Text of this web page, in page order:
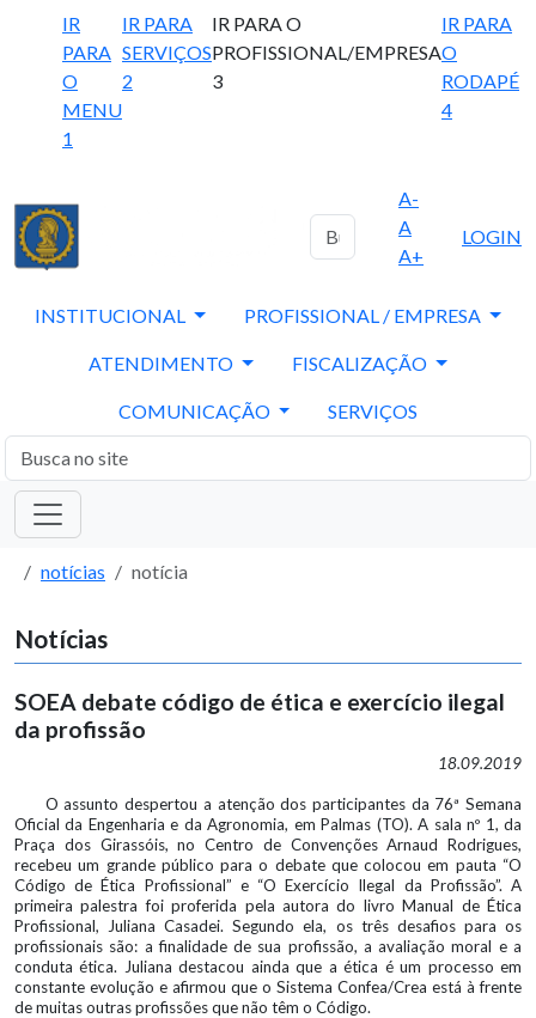
IR
PARA
O
MENU
1
IR PARA
SERVIÇOS
2
IR PARA O
PROFISSIONAL/EMPRESA
3
IR PARA
O
RODAPÉ
4
A-
A
A+
LOGIN
INSTITUCIONAL PROFISSIONAL / EMPRESA
ATENDIMENTO FISCALIZAÇÃO
COMUNICAÇÃO SERVIÇOS
notícias notícia
Notícias
SOEA debate código de ética e exercício ilegal
da profissão
18.09.2019
O assunto despertou a atenção dos participantes da 76ª Semana
Oficial da Engenharia e da Agronomia, em Palmas (TO). A sala nº 1, da
Praça dos Girassóis, no Centro de Convenções Arnaud Rodrigues,
recebeu um grande público para o debate que colocou em pauta “O
Código de Ética Profissional” e “O Exercício Ilegal da Profissão”. A
primeira palestra foi proferida pela autora do livro Manual de Ética
Profissional, Juliana Casadei. Segundo ela, os três desafios para os
profissionais são: a finalidade de sua profissão, a avaliação moral e a
conduta ética. Juliana destacou ainda que a ética é um processo em
constante evolução e afirmou que o Sistema Confea/Crea está à frente
de muitas outras profissões que não têm o Código.